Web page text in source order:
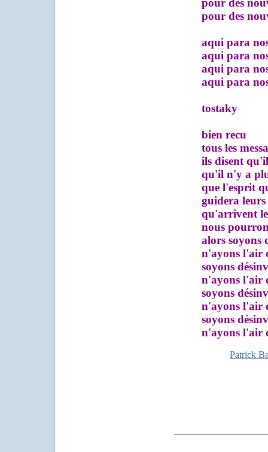
pour des
pour des
aqui para
aqui para
aqui para
aqui para
tostaky
bien recu
tous les
ils disent
qu'il n'y a
que l'esprit
guidera leurs
qu'arrivent les
nous
alors soyons
n'ayons l'air
soyons
n'ayons l'air
soyons
n'ayons l'air
soyons
n'ayons l'air
Patrick